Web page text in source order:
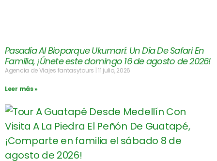
Pasadía Al Bioparque Ukumarí: Un Día De Safari En
Familia, ¡Únete este domingo 16 de agosto de 2026!
Agencia de Viajes fantasytours 11 julio, 2026
Leer más »